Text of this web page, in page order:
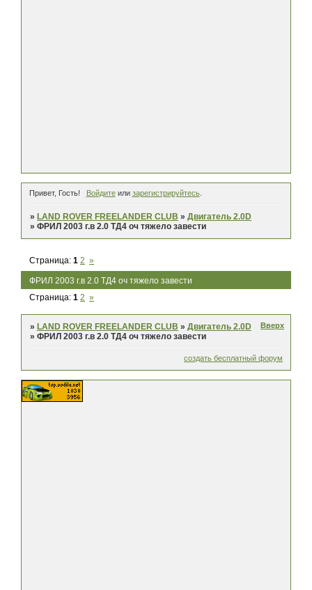
Привет, Гость! Войдитеили зарегистрируйтесь.
» LAND ROVER FREELANDER CLUB »Двигатель 2.0D
»ФРИЛ 2003 г.в 2.0 ТД4 оч тяжело завести
ФРИЛ 2003 г.в 2.0 ТД4 оч тяжело завести
Страница:1 2 »
Страница:1 2 »
»LAND ROVER FREELANDER CLUB »Двигатель 2.0D
»ФРИЛ 2003 г.в 2.0 ТД4 оч тяжело завести
Вверх
создать бесплатный форум